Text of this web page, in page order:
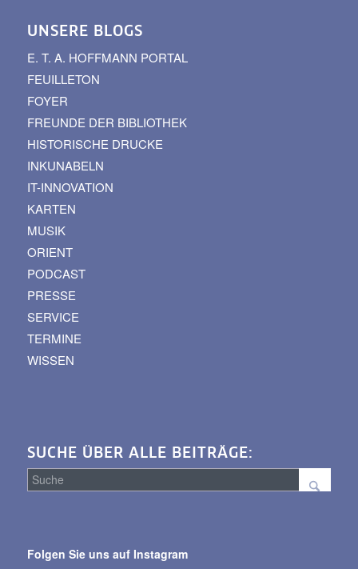
UNSERE BLOGS
E. T. A. HOFFMANN PORTAL
FEUILLETON
FOYER
FREUNDE DER BIBLIOTHEK
HISTORISCHE DRUCKE
INKUNABELN
IT-INNOVATION
KARTEN
MUSIK
ORIENT
PODCAST
PRESSE
SERVICE
TERMINE
WISSEN
SUCHE ÜBER ALLE BEITRÄGE:
alle
Folgen Sie uns auf Instagram